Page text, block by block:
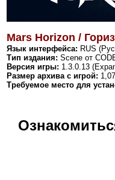
Mars Horizon /
Язык интерфейса: RUS
Тип издания: Scene от
Версия игры: 1.3.0.13
Размер архива с игрой:
Требуемое место для